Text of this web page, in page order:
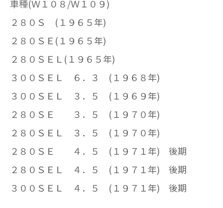
車種(Ｗ１０８/Ｗ１０９)
２８０Ｓ (１９６５年)
２８０ＳＥ(１９６５年)
２８０ＳＥＬ(１９６５年)
３００ＳＥＬ ６．３ (１９６８年)
３００ＳＥＬ ３．５ (１９６９年)
２８０ＳＥ ３．５ (１９７０年)
２８０ＳＥＬ ３．５ (１９７０年)
２８０ＳＥ ４．５ (１９７１年) 後期
２８０ＳＥＬ ４．５ (１９７１年) 後期
３００ＳＥＬ ４．５ (１９７１年) 後期